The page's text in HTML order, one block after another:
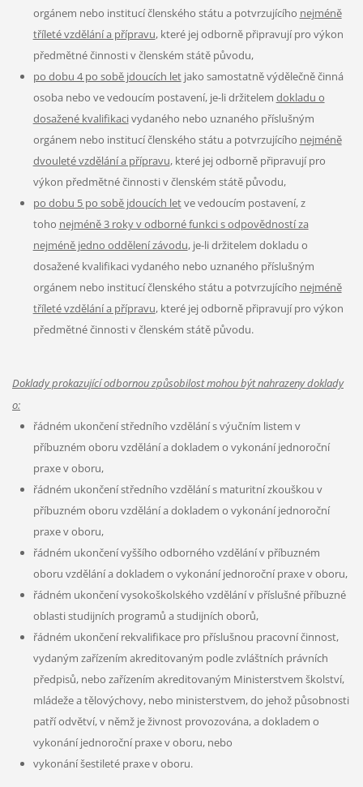
orgánem nebo institucí členského státu a potvrzujícího nejméně
tříleté vzdělání a přípravu, které jej odborně připravují pro výkon
předmětné činnosti v členském státě původu,
po dobu 4 po sobě jdoucích letjako samostatně výdělečně činná
osoba nebo ve vedoucím postavení, je-li držitelem dokladu o
dosažené kvalifikacivydaného nebo uznaného příslušným
orgánem nebo institucí členského státu a potvrzujícího nejméně
dvouleté vzdělání a přípravu, které jej odborně připravují pro
výkon předmětné činnosti v členském státě původu,
po dobu 5 po sobě jdoucích letve vedoucím postavení, z
toho nejméně 3 roky v odborné funkci s odpovědností za
nejméně jedno oddělení závodu, je-li držitelem dokladu o
dosažené kvalifikaci vydaného nebo uznaného příslušným
orgánem nebo institucí členského státu a potvrzujícího nejméně
tříleté vzdělání a přípravu, které jej odborně připravují pro výkon
předmětné činnosti v členském státě původu.
Doklady prokazující odbornou způsobilost mohou být nahrazeny doklady
o:
řádném ukončení středního vzdělání s výučním listem v
příbuzném oboru vzdělání a dokladem o vykonání jednoroční
praxe v oboru,
řádném ukončení středního vzdělání s maturitní zkouškou v
příbuzném oboru vzdělání a dokladem o vykonání jednoroční
praxe v oboru,
řádném ukončení vyššího odborného vzdělání v příbuzném
oboru vzdělání a dokladem o vykonání jednoroční praxe v oboru,
řádném ukončení vysokoškolského vzdělání v příslušné příbuzné
oblasti studijních programů a studijních oborů,
řádném ukončení rekvalifikace pro příslušnou pracovní činnost,
vydaným zařízením akreditovaným podle zvláštních právních
předpisů, nebo zařízením akreditovaným Ministerstvem školství,
mládeže a tělovýchovy, nebo ministerstvem, do jehož působnosti
patří odvětví, v němž je živnost provozována, a dokladem o
vykonání jednoroční praxe v oboru, nebo
vykonání šestileté praxe v oboru.